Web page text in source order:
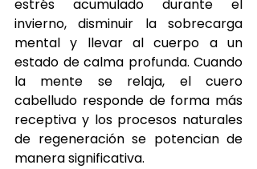
estrés acumulado durante el
invierno, disminuir la sobrecarga
mental y llevar al cuerpo a un
estado de calma profunda. Cuando
la mente se relaja, el cuero
cabelludo responde de forma más
receptiva y los procesos naturales
de regeneración se potencian de
manera significativa.